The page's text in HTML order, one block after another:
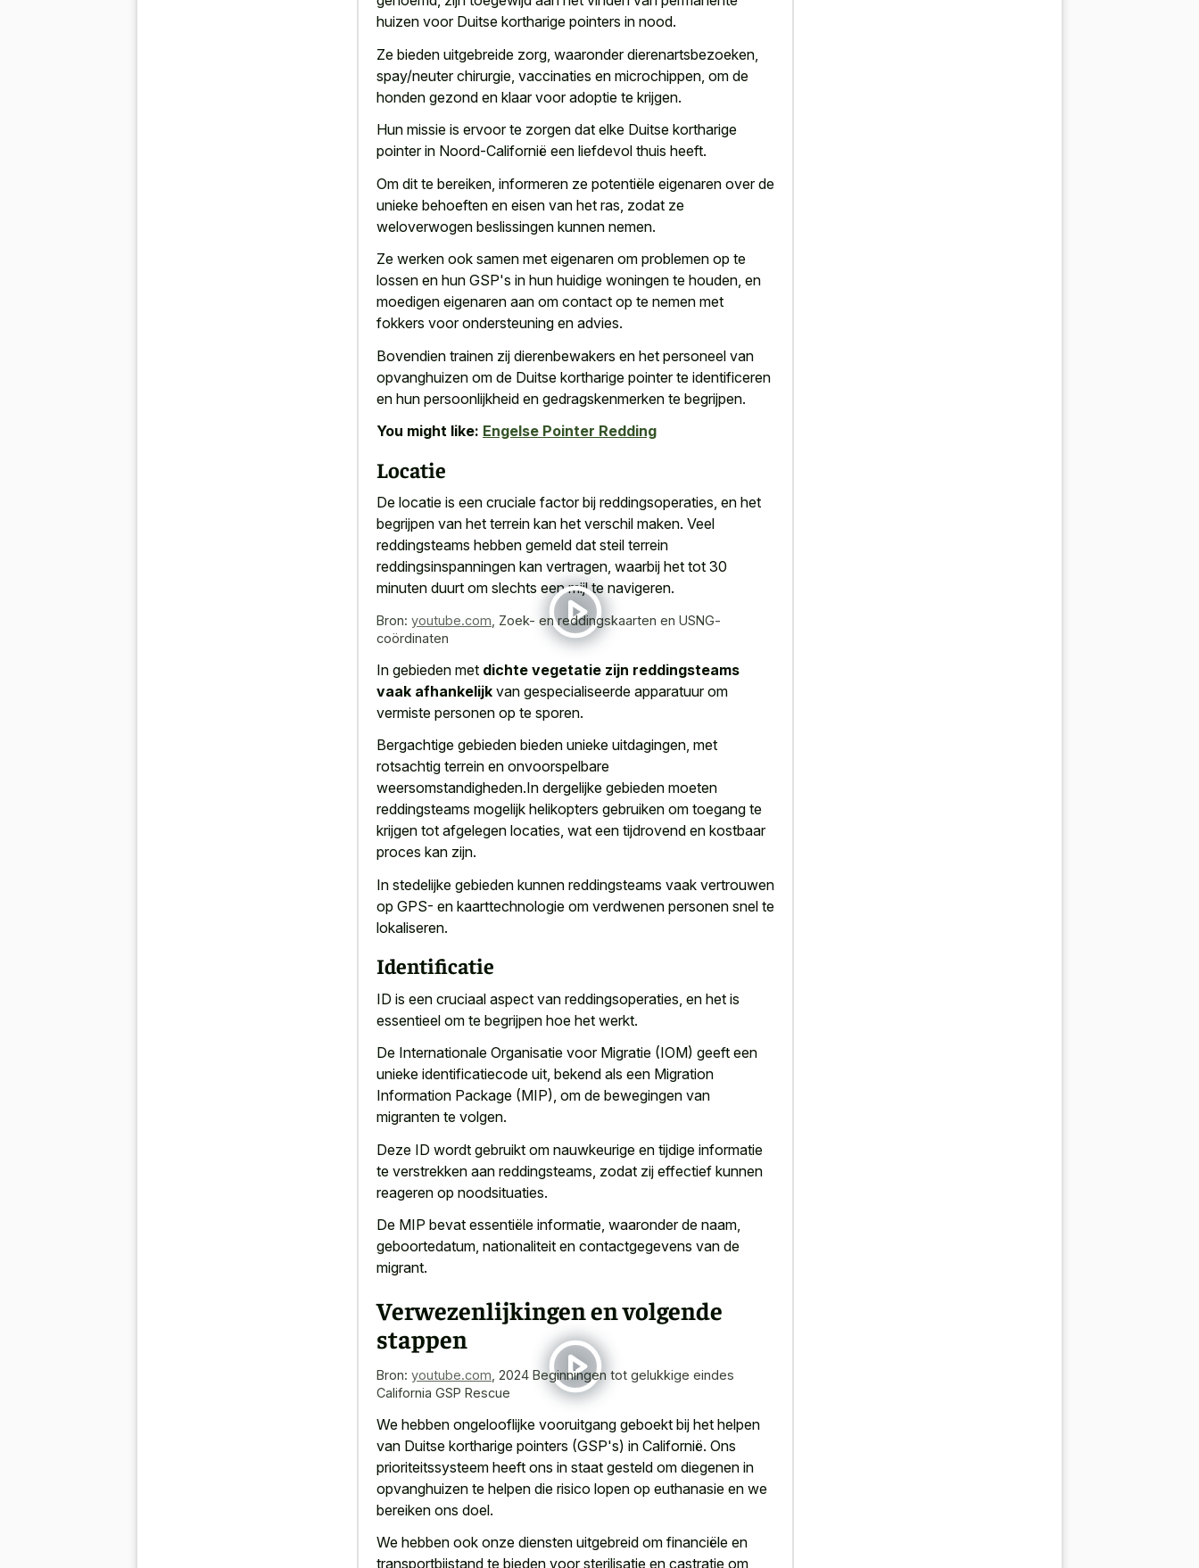
huizen voor Duitse kortharige pointers in nood.
Ze bieden uitgebreide zorg, waaronder dierenartsbezoeken,
spay/neuter chirurgie, vaccinaties en microchippen, om de
honden gezond en klaar voor adoptie te krijgen.
Hun missie is ervoor te zorgen dat elke Duitse kortharige
pointer in Noord-Californië een liefdevol thuis heeft.
Om dit te bereiken, informeren ze potentiële eigenaren over de
unieke behoeften en eisen van het ras, zodat ze
weloverwogen beslissingen kunnen nemen.
Ze werken ook samen met eigenaren om problemen op te
lossen en hun GSP's in hun huidige woningen te houden, en
moedigen eigenaren aan om contact op te nemen met
fokkers voor ondersteuning en advies.
Bovendien trainen zij dierenbewakers en het personeel van
opvanghuizen om de Duitse kortharige pointer te identificeren
en hun persoonlijkheid en gedragskenmerken te begrijpen.
You might like: Engelse Pointer Redding
Locatie
De locatie is een cruciale factor bij reddingsoperaties, en het
begrijpen van het terrein kan het verschil maken. Veel
reddingsteams hebben gemeld dat steil terrein
reddingsinspanningen kan vertragen, waarbij het tot 30
minuten duurt om slechts een mijl te navigeren.
Bron: youtube.com Zoek- en reddingskaarten en USNG-
coördinaten
In gebieden met dichte vegetatie zijn reddingsteams
vaak afhankelijk van gespecialiseerde apparatuur om
vermiste personen op te sporen.
Bergachtige gebieden bieden unieke uitdagingen, met
rotsachtig terrein en onvoorspelbare
weersomstandigheden.In dergelijke gebieden moeten
reddingsteams mogelijk helikopters gebruiken om toegang te
krijgen tot afgelegen locaties, wat een tijdrovend en kostbaar
proces kan zijn.
In stedelijke gebieden kunnen reddingsteams vaak vertrouwen
op GPS- en kaarttechnologie om verdwenen personen snel te
lokaliseren.
Identificatie
ID is een cruciaal aspect van reddingsoperaties, en het is
essentieel om te begrijpen hoe het werkt.
De Internationale Organisatie voor Migratie (IOM) geeft een
unieke identificatiecode uit, bekend als een Migration
Information Package (MIP), om de bewegingen van
migranten te volgen.
Deze ID wordt gebruikt om nauwkeurige en tijdige informatie
te verstrekken aan reddingsteams, zodat zij effectief kunnen
reageren op noodsituaties.
De MIP bevat essentiële informatie, waaronder de naam,
geboortedatum, nationaliteit en contactgegevens van de
migrant.
Verwezenlijkingen en volgende
stappen
Bron: youtube.com 2024 Beginningen tot gelukkige eindes
California GSP Rescue
We hebben ongelooflijke vooruitgang geboekt bij het helpen
van Duitse kortharige pointers (GSP's) in Californië. Ons
prioriteitssysteem heeft ons in staat gesteld om diegenen in
opvanghuizen te helpen die risico lopen op euthanasie en we
bereiken ons doel.
We hebben ook onze diensten uitgebreid om financiële en
transportbijstand te bieden voor sterilisatie en castratie om